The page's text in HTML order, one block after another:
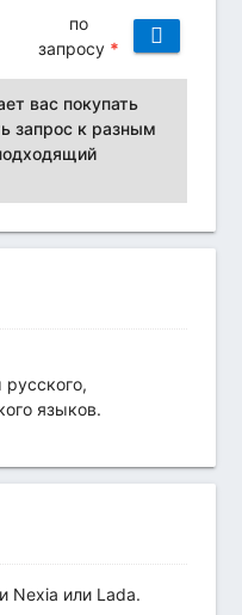
по
запросу *
вас покупать
запрос к разным
языков.
Nexia или Lada.